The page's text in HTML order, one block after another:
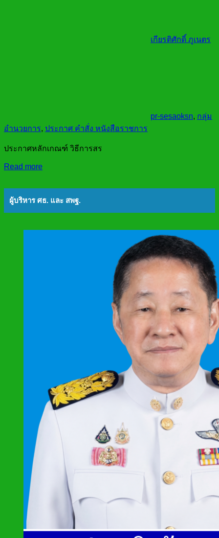
เกียรติศักดิ์ ภูเนตร
pr-sesaoksn, กลุ่ม
อำนวยการ, ประกาศ คำสั่ง หนังสือราชการ
ประกาศหลักเกณฑ์ วิธีการสร
Read more
ผู้บริหาร ศธ. และ สพฐ.